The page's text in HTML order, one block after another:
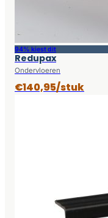
94% kiest dit
Redupax
Ondervloeren
€140,95/stuk